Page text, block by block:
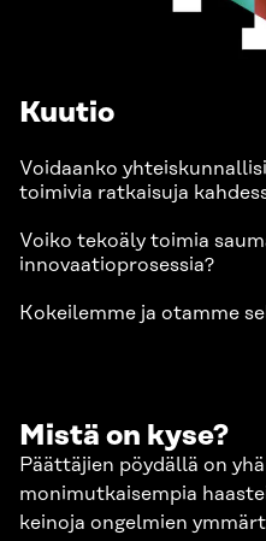
Kuutio
Voidaanko
toimivia ratkaisuja
Voiko tekoäly toimia
innovaatioprosessia?
Kokeilemme ja otamme
Mistä on kyse?
Päättäjien pöydällä on
monimutkaisempia
keinoja ongelmien